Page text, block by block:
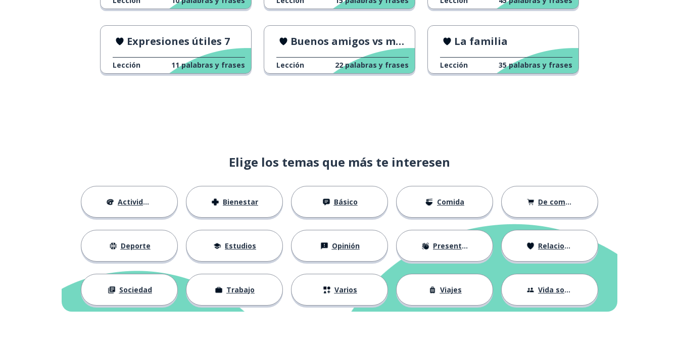
Expresiones útiles 7
Lección 11 palabras y frases
Buenos amigos vs mejores amigos
Lección 22 palabras y frases
La familia
Lección 35 palabras y frases
Elige los temas que más te interesen
Actividades Bienestar Básico Comida De compras
Deporte Estudios Opinión Presentación Relaciones
Sociedad Trabajo Varios Viajes Vida social